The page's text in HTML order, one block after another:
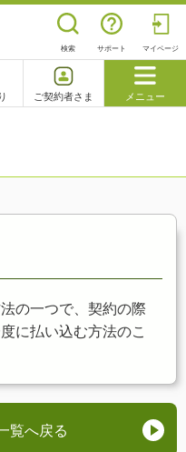
検索 サポート マイページ
ご契約者さま メニュー
の一つで、契約の際
に払い込む方法のこ
覧へ戻る